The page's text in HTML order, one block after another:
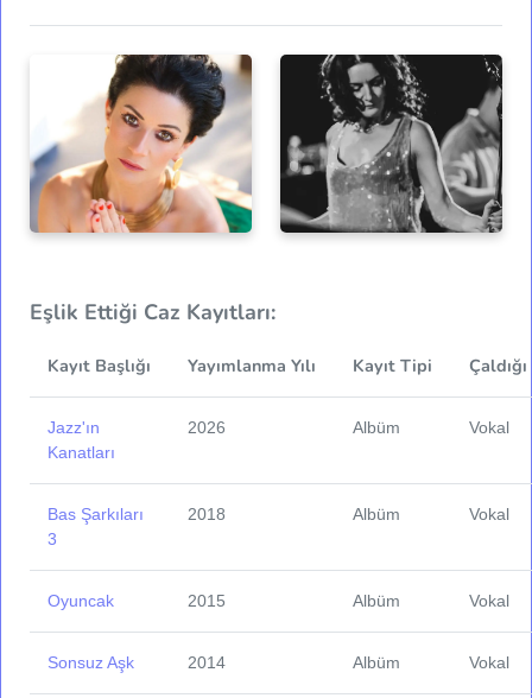
Eşlik Ettiği Caz Kayıtları:
Kayıt Başlığı Yayımlanma Yılı Kayıt Tipi
Jazz'ın
Kanatları
2026 Albüm Vokal
Bas Şarkıları
3
2018 Albüm Vokal
Oyuncak 2015 Albüm Vokal
Sonsuz Aşk 2014 Albüm Vokal